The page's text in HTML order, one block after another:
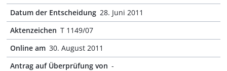
Datum der Entscheidung 28. Juni 2011
Aktenzeichen T 1149/07
Online am 30. August 2011
Antrag auf Überprüfung von -